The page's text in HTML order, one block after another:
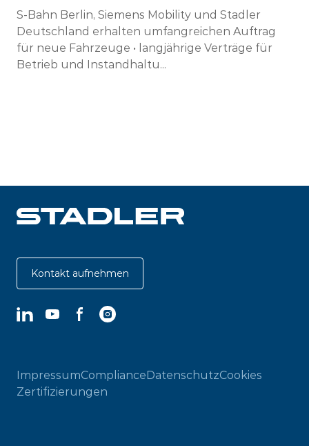
S-Bahn Berlin, Siemens Mobility und Stadler
Deutschland erhalten umfangreichen Auftrag
für neue Fahrzeuge • langjährige Verträge für
Betrieb und Instandhaltu...
Kontakt aufnehmen
LinkedInYouTubeFacebookInstagram
ImpressumComplianceDatenschutzCookies
Zertifizierungen